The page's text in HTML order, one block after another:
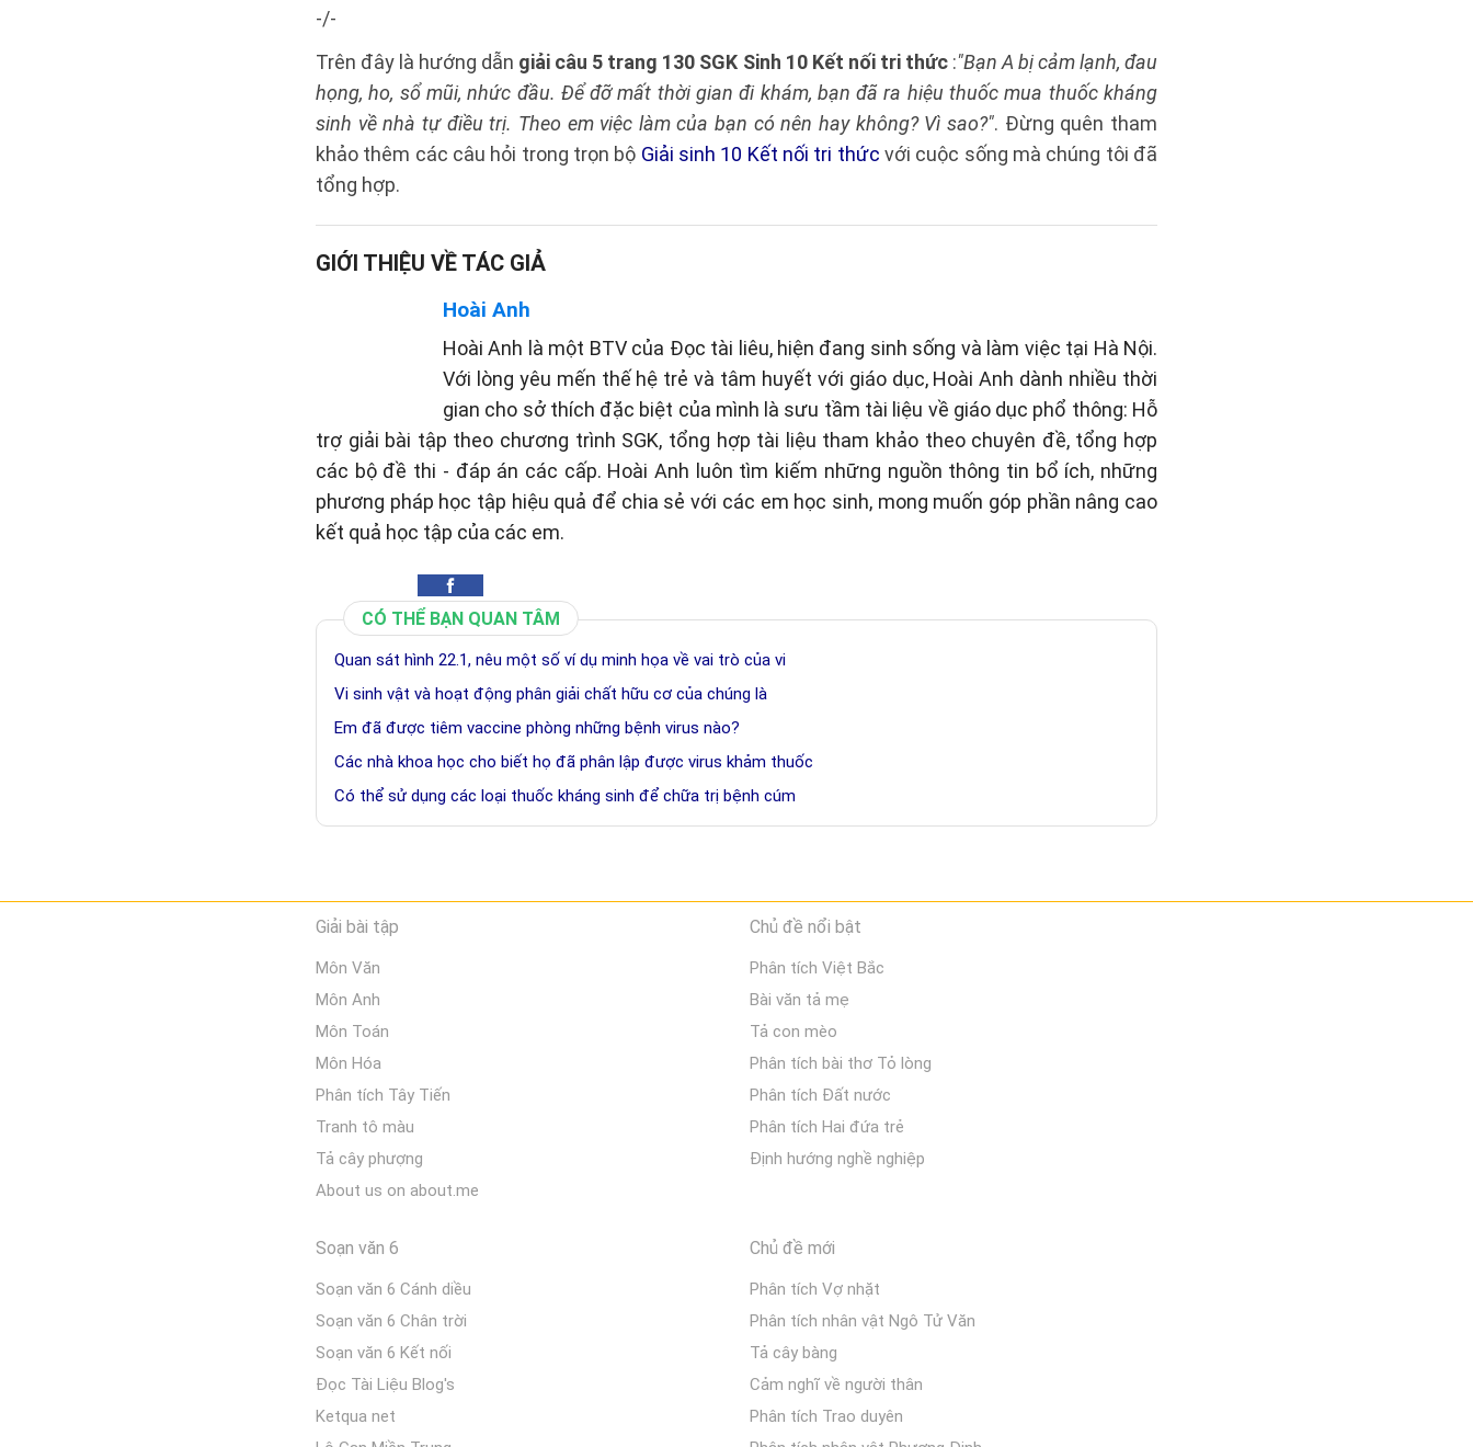
-/-
Trên đây là hướng dẫn giải câu 5 trang 130 SGK Sinh 10 Kết nối tri thức :"Bạn A bị cảm lạnh, đau
họng, ho, sổ mũi, nhức đầu. Để đỡ mất thời gian đi khám, bạn đã ra hiệu thuốc mua thuốc kháng
sinh về nhà tự điều trị. Theo em việc làm của bạn có nên hay không? Vì sao?". Đừng quên tham
khảo thêm các câu hỏi trong trọn bộ Giải sinh 10 Kết nối tri thức với cuộc sống mà chúng tôi đã
tổng hợp.
GIỚI THIỆU VỀ TÁC GIẢ
Hoài Anh
Hoài Anh là một BTV của Đọc tài liêu, hiện đang sinh sống và làm việc tại Hà Nội.
Với lòng yêu mến thế hệ trẻ và tâm huyết với giáo dục, Hoài Anh dành nhiều thời
gian cho sở thích đặc biệt của mình là sưu tầm tài liệu về giáo dục phổ thông: Hỗ
trợ giải bài tập theo chương trình SGK, tổng hợp tài liệu tham khảo theo chuyên đề, tổng hợp
các bộ đề thi - đáp án các cấp. Hoài Anh luôn tìm kiếm những nguồn thông tin bổ ích, những
phương pháp học tập hiệu quả để chia sẻ với các em học sinh, mong muốn góp phần nâng cao
kết quả học tập của các em.
CÓ THỂ BẠN QUAN TÂM
Quan sát hình 22.1, nêu một số ví dụ minh họa về vai trò của vi
Vi sinh vật và hoạt động phân giải chất hữu cơ của chúng là
Em đã được tiêm vaccine phòng những bệnh virus nào?
Các nhà khoa học cho biết họ đã phân lập được virus khảm thuốc
Có thể sử dụng các loại thuốc kháng sinh để chữa trị bệnh cúm
Giải bài tập
Môn Văn
Môn Anh
Môn Toán
Môn Hóa
Phân tích Tây Tiến
Tranh tô màu
Tả cây phượng
About us on about.me
Chủ đề nổi bật
Phân tích Việt Bắc
Bài văn tả mẹ
Tả con mèo
Phân tích bài thơ Tỏ lòng
Phân tích Đất nước
Phân tích Hai đứa trẻ
Định hướng nghề nghiệp
Soạn văn 6
Soạn văn 6 Cánh diều
Soạn văn 6 Chân trời
Soạn văn 6 Kết nối
Đọc Tài Liệu Blog's
Ketqua net
Chủ đề mới
Phân tích Vợ nhặt
Phân tích nhân vật Ngô Tử Văn
Tả cây bàng
Cảm nghĩ về người thân
Phân tích Trao duyên